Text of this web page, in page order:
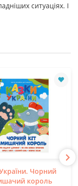
ситуаціях. І
Чорний
король